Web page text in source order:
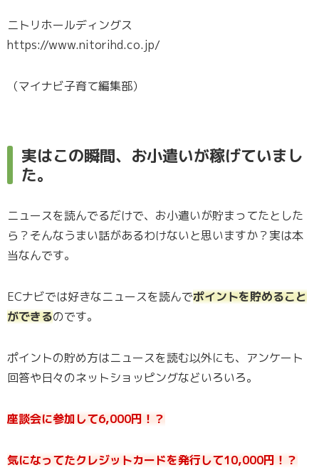
ニトリホールディングス
https://www.nitorihd.co.jp/
（マイナビ子育て編集部）
実はこの瞬間、お小遣いが稼げていまし
た。
ニュースを読んでるだけで、お小遣いが貯まってたとした
ら？そんなうまい話があるわけないと思いますか？実は本
当なんです。
ECナビでは好きなニュースを読んでポイントを貯めること
ができるのです。
ポイントの貯め方はニュースを読む以外にも、アンケート
回答や日々のネットショッピングなどいろいろ。
座談会に参加して6,000円！？
気になってたクレジットカードを発行して10,000円！？